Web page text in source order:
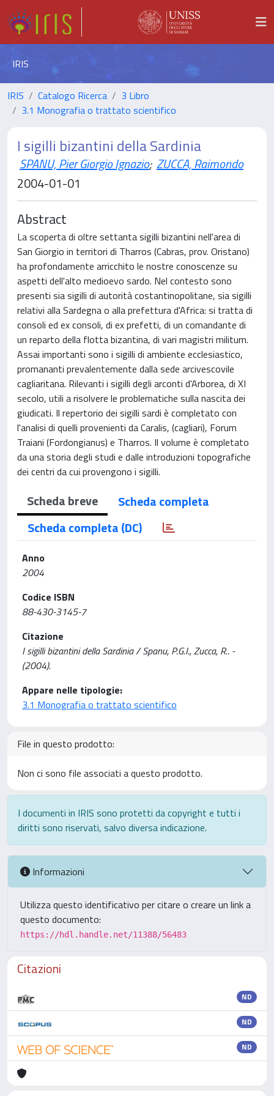
IRIS
IRIS Catalogo Ricerca
3 Libro
3.1 Monografia o trattato scientifico
I sigilli bizantini della Sardinia
SPANU, Pier Giorgio Ignazio; ZUCCA, Raimondo
2004-01-01
Abstract
La scoperta di oltre settanta sigilli bizantini nell'area di
San Giorgio in territori di Tharros (Cabras, prov. Oristano)
ha profondamente arricchito le nostre conoscenze su
aspetti dell'alto medioevo sardo. Nel contesto sono
presenti sia sigilli di autorità costantinopolitane, sia sigilli
relativi alla Sardegna o alla prefettura d'Africa: si tratta di
consoli ed ex consoli, di ex prefetti, di un comandante di
un reparto della flotta bizantina, di vari magistri militum.
Assai importanti sono i sigilli di ambiente ecclesiastico,
promananti prevalentemente dalla sede arcivescovile
cagliaritana. Rilevanti i sigilli degli arconti d'Arborea, di XI
secolo, utili a risolvere le problematiche sulla nascita dei
giudicati. Il repertorio dei sigilli sardi è completato con
l'analisi di quelli provenienti da Caralis, (cagliari), Forum
Traiani (Fordongianus) e Tharros. Il volume è completato
da una storia degli studi e dalle introduzioni topografiche
dei centri da cui provengono i sigilli.
Scheda breve
Scheda completa
Scheda completa (DC)
Anno
2004
Codice ISBN
88-430-3145-7
Citazione
I sigilli bizantini della Sardinia / Spanu, P.G.I., Zucca, R.. -
(2004).
Appare nelle tipologie:
3.1 Monografia o trattato scientifico
File in questo prodotto:
Non ci sono file associati a questo prodotto.
I documenti in IRIS sono protetti da copyright e tutti i
diritti sono riservati, salvo diversa indicazione.
Informazioni
Utilizza questo identificativo per citare o creare un link a
questo documento:
https://hdl.handle.net/11388/56483
Citazioni
ND
ND
ND